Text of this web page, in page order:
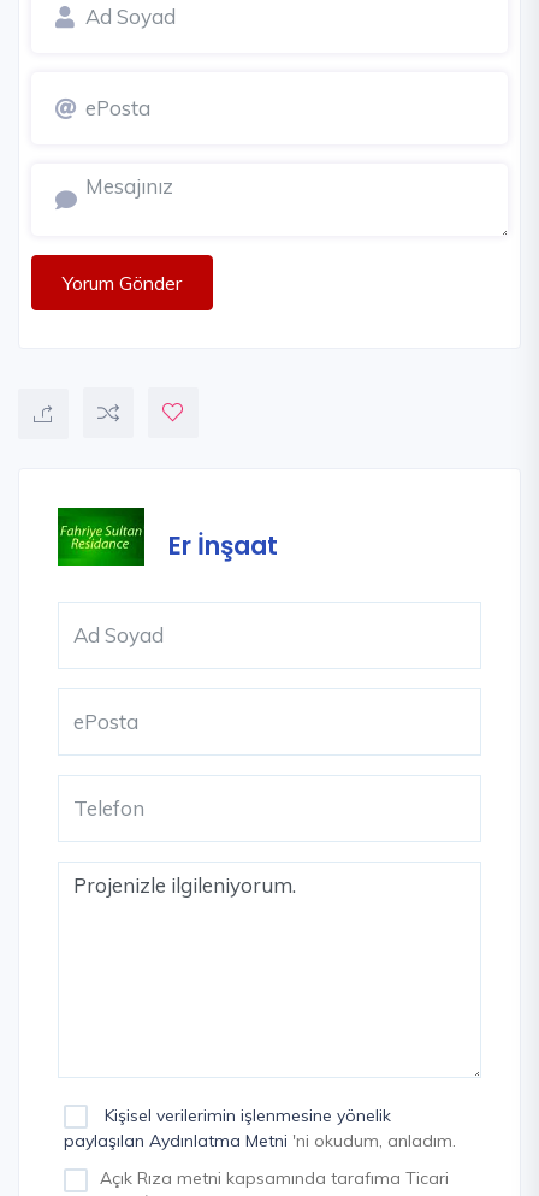
Yorum Gönder
Er İnşaat
Kişisel verilerimin işlenmesine yönelik
paylaşılan Aydınlatma Metni 'ni okudum, anladım.
Açık Rıza metni kapsamında tarafıma Ticari